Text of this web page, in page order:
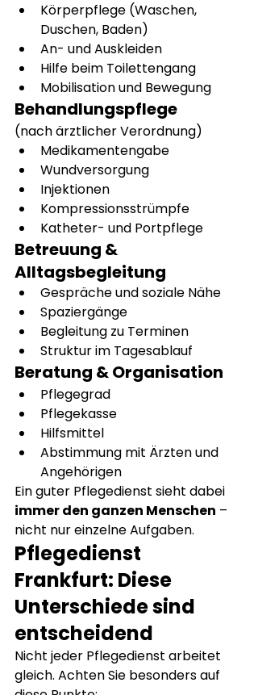
Körperpflege (Waschen,
Duschen, Baden)
An- und Auskleiden
Hilfe beim Toilettengang
Mobilisation und Bewegung
Behandlungspflege
(nach ärztlicher Verordnung)
Medikamentengabe
Wundversorgung
Injektionen
Kompressionsstrümpfe
Katheter- und Portpflege
Betreuung &
Alltagsbegleitung
Gespräche und soziale Nähe
Spaziergänge
Begleitung zu Terminen
Struktur im Tagesablauf
Beratung & Organisation
Pflegegrad
Pflegekasse
Hilfsmittel
Abstimmung mit Ärzten und
Angehörigen
Ein guter Pflegedienst sieht dabei
immer den ganzen Menschen –
nicht nur einzelne Aufgaben.
Pflegedienst
Frankfurt: Diese
Unterschiede sind
entscheidend
Nicht jeder Pflegedienst arbeitet
gleich. Achten Sie besonders auf